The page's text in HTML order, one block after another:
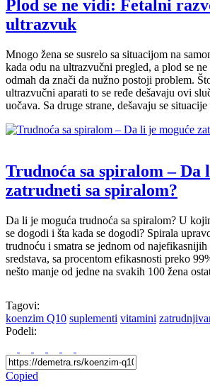
Plod se ne vidi: Fetalni
ultrazvuk
Mnogo žena se susrelo sa situacijom na
kada odu na ultrazvučni pregled, a plod se
odmah da znači da nužno postoji problem.
ultrazvučni aparati to se ređe dešavaju ovi
uočava. Sa druge strane, dešavaju se
Trudnoća sa spiralom – Da
zatrudneti sa spiralom?
Da li je moguća trudnoća sa spiralom? U
se dogodi i šta kada se dogodi? Spirala
trudnoću i smatra se jednom od
sredstava, sa procentom efikasnosti preko
nešto manje od jedne na svakih 100 žena
Tagovi:
koenzim Q10 suplementi vitamini
Podeli:
Copied